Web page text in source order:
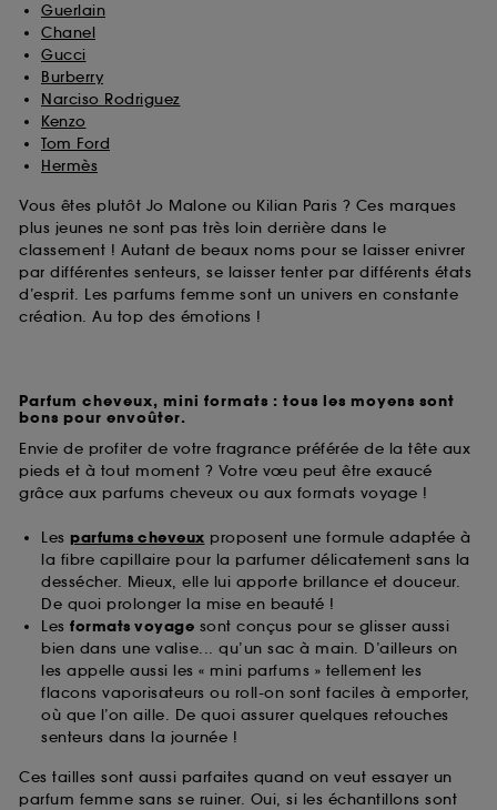
Guerlain
Chanel
Gucci
Burberry
Narciso Rodriguez
Kenzo
Tom Ford
Hermès
Vous êtes plutôt Jo Malone ou Kilian Paris ? Ces marques
plus jeunes ne sont pas très loin derrière dans le
classement ! Autant de beaux noms pour se laisser enivrer
par différentes senteurs, se laisser tenter par différents états
d’esprit. Les parfums femme sont un univers en constante
création. Au top des émotions !
Parfum cheveux, mini formats : tous les moyens sont
bons pour envoûter.
Envie de profiter de votre fragrance préférée de la tête aux
pieds et à tout moment ? Votre vœu peut être exaucé
grâce aux parfums cheveux ou aux formats voyage !
Les parfums cheveux proposent une formule adaptée à
la fibre capillaire pour la parfumer délicatement sans la
dessécher. Mieux, elle lui apporte brillance et douceur.
De quoi prolonger la mise en beauté !
Les formats voyage sont conçus pour se glisser aussi
bien dans une valise... qu’un sac à main. D’ailleurs on
les appelle aussi les « mini parfums » tellement les
flacons vaporisateurs ou roll-on sont faciles à emporter,
où que l’on aille. De quoi assurer quelques retouches
senteurs dans la journée !
Ces tailles sont aussi parfaites quand on veut essayer un
parfum femme sans se ruiner. Oui, si les échantillons sont